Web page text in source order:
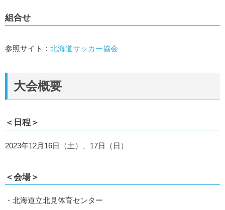
組合せ
参照サイト： 北海道サッカー協会
大会概要
＜日程＞
2023年12月16日（土）、17日（日）
＜会場＞
・北海道立北見体育センター